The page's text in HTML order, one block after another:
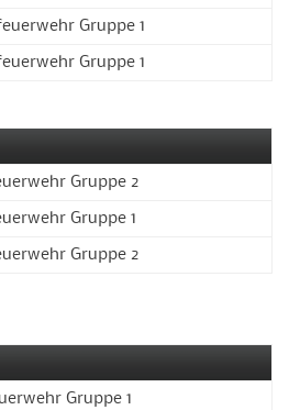
Gruppe 1
Gruppe 1
Gruppe 2
Gruppe 1
Gruppe 2
Gruppe 1